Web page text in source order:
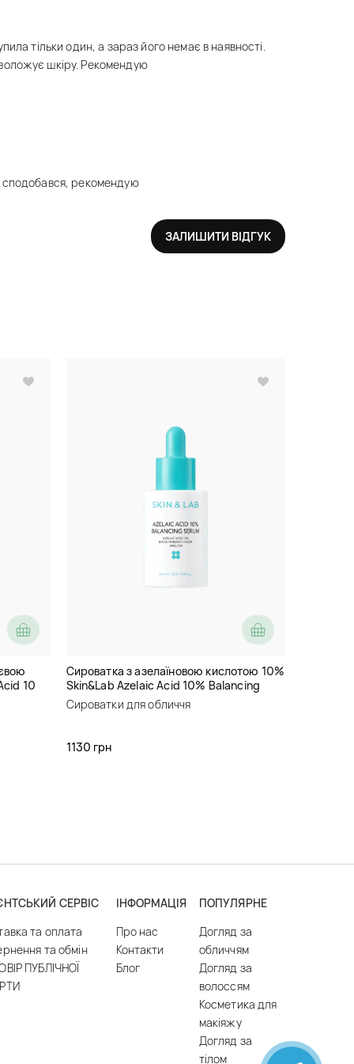
тільки один, а зараз його немає в наявності.
шкіру. Рекомендую
рекомендую
ЗАЛИШИТИ ВІДГУК
10
Сироватка з азелаїновою кислотою 10%
Skin&Lab Azelaic Acid 10% Balancing
Serum
Сироватки для обличчя
1130 грн
СЕРВІС
та оплата
та обмін
ПУБЛІЧНОЇ
ІНФОРМАЦІЯ
Про нас
Контакти
Блог
ПОПУЛЯРНЕ
Догляд за
обличчям
Догляд за
волоссям
Косметика для
макіяжу
Догляд за
тілом